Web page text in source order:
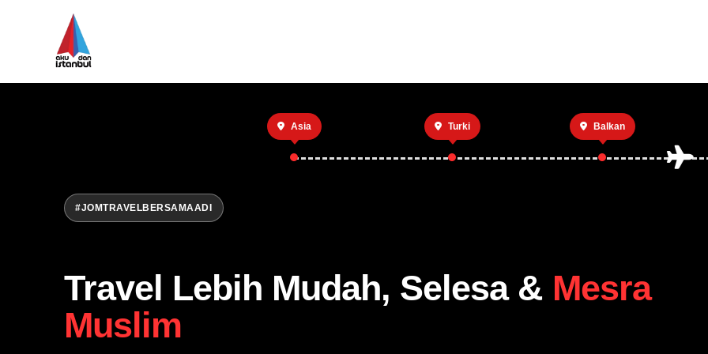
Asia Turki Balkan
#JOMTRAVELBERSAMAADI
Travel Lebih Mudah, Selesa & Mesra
Muslim